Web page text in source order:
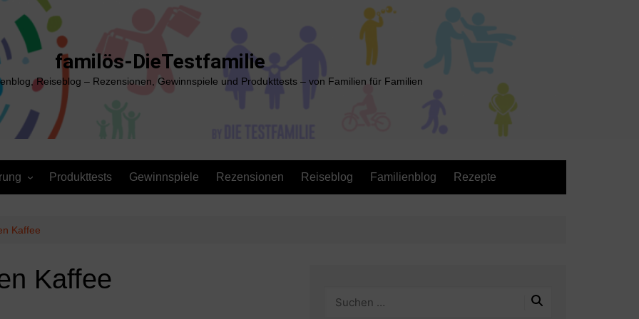
familös-DieTestfamilie
Reiseblog – Rezensionen, Gewinnspiele und Produkttests – von Familien für Familien
Produkttests Gewinnspiele Rezensionen Reiseblog Familienblog Rezepte
Kaffee
Kaffee